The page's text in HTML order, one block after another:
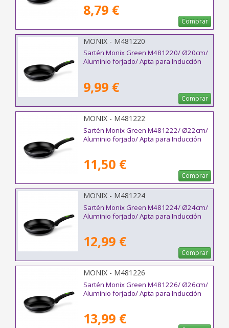
8,79 €
Comprar
MONIX - M481220
Sartén Monix Green M481220/ Ø20cm/
Aluminio forjado/ Apta para Inducción
9,99 €
Comprar
MONIX - M481222
Sartén Monix Green M481222/ Ø22cm/
Aluminio forjado/ Apta para Inducción
11,50 €
Comprar
MONIX - M481224
Sartén Monix Green M481224/ Ø24cm/
Aluminio forjado/ Apta para Inducción
12,99 €
Comprar
MONIX - M481226
Sartén Monix Green M481226/ Ø26cm/
Aluminio forjado/ Apta para Inducción
13,99 €